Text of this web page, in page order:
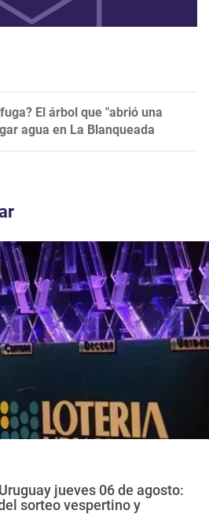
El árbol que "abrió una
agua en La Blanqueada
jueves 06 de agosto:
sorteo vespertino y